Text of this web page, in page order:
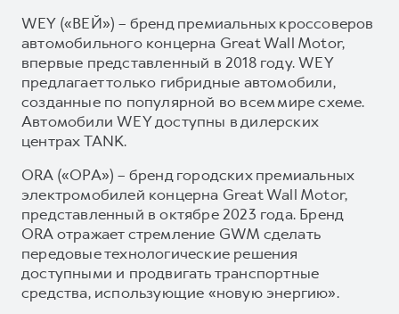
WEY («ВЕЙ») – бренд премиальных кроссоверов
автомобильного концерна Great Wall Motor,
впервые представленный в 2018 году. WEY
предлагает только гибридные автомобили,
созданные по популярной во всем мире схеме.
Автомобили WEY доступны в дилерских
центрах TANK.
ORA («ОРА») – бренд городских премиальных
электромобилей концерна Great Wall Motor,
представленный в октябре 2023 года. Бренд
ORA отражает стремление GWM сделать
передовые технологические решения
доступными и продвигать транспортные
средства, использующие «новую энергию».